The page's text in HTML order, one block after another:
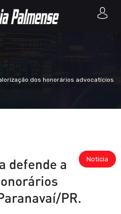
dos honorários advocatícios
Noticia
defende a
PR.